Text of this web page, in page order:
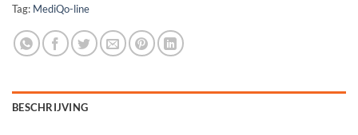
Tag: MediQo-line
BESCHRIJVING